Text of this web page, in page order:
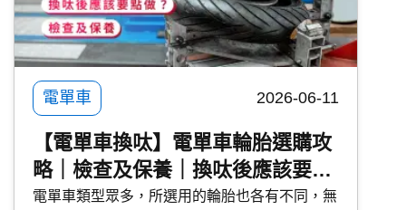
電單車 2026-06-11
【電單車換呔】電單車輪胎選購攻
略｜檢查及保養｜換呔後應該要點
做？
電單車類型眾多，所選用的輪胎也各有不同，無